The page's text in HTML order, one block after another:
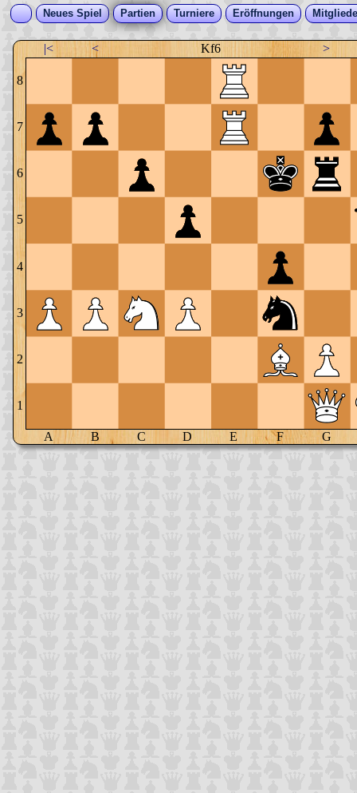
Neues Spiel Partien Turniere Eröffnungen
|< < Kf6 >
8
7
6
5
4
3
2
1
A B C D E F G